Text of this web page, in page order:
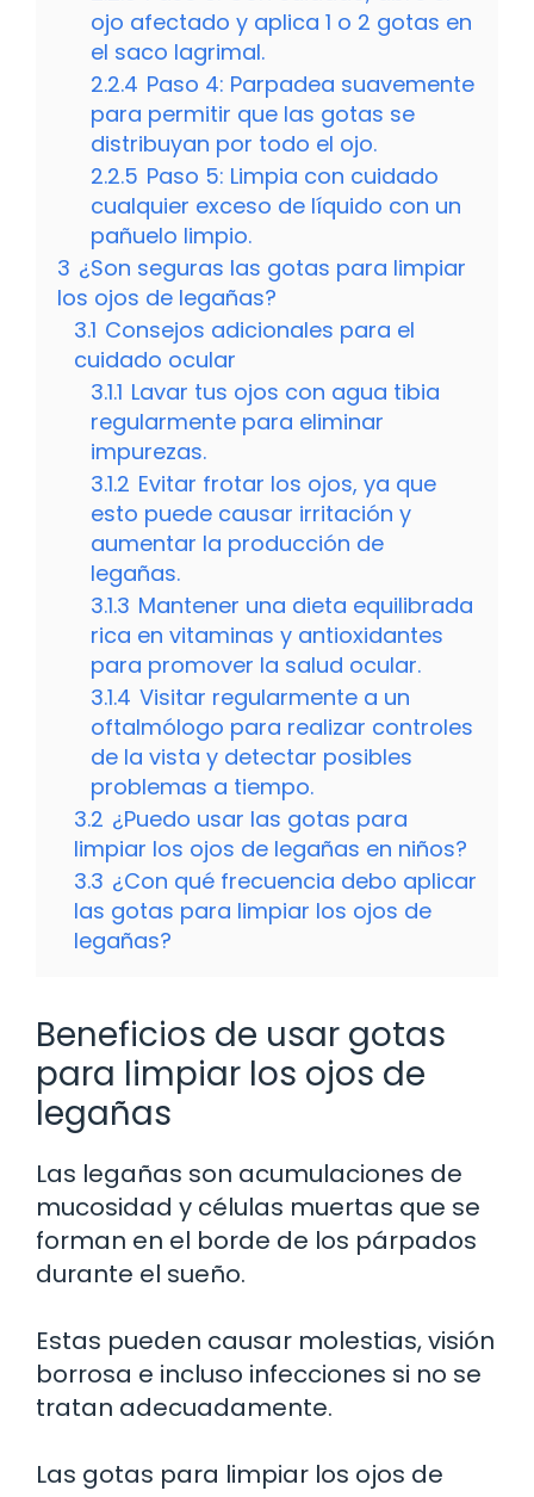
ojo afectado y aplica 1 o 2 gotas en
el saco lagrimal.
2.2.4 Paso 4: Parpadea suavemente
para permitir que las gotas se
distribuyan por todo el ojo.
2.2.5 Paso 5: Limpia con cuidado
cualquier exceso de líquido con un
pañuelo limpio.
3 ¿Son seguras las gotas para limpiar
los ojos de legañas?
3.1 Consejos adicionales para el
cuidado ocular
3.1.1 Lavar tus ojos con agua tibia
regularmente para eliminar
impurezas.
3.1.2 Evitar frotar los ojos, ya que
esto puede causar irritación y
aumentar la producción de
legañas.
3.1.3 Mantener una dieta equilibrada
rica en vitaminas y antioxidantes
para promover la salud ocular.
3.1.4 Visitar regularmente a un
oftalmólogo para realizar controles
de la vista y detectar posibles
problemas a tiempo.
3.2 ¿Puedo usar las gotas para
limpiar los ojos de legañas en niños?
3.3 ¿Con qué frecuencia debo aplicar
las gotas para limpiar los ojos de
legañas?
Beneficios de usar gotas
para limpiar los ojos de
legañas
Las legañas son acumulaciones de
mucosidad y células muertas que se
forman en el borde de los párpados
durante el sueño.
Estas pueden causar molestias, visión
borrosa e incluso infecciones si no se
tratan adecuadamente.
Las gotas para limpiar los ojos de